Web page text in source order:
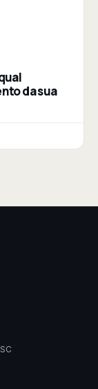
da sua